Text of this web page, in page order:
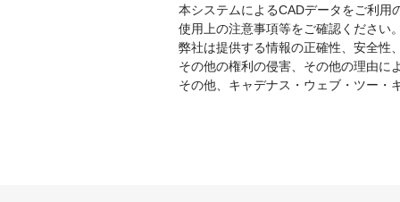
本システムによるCADデータをご利用
使用上の注意事項等をご確認ください
弊社は提供する情報の正確性、安全性
その他の権利の侵害、その他の理由に
その他、キャデナス・ウェブ・ツー・